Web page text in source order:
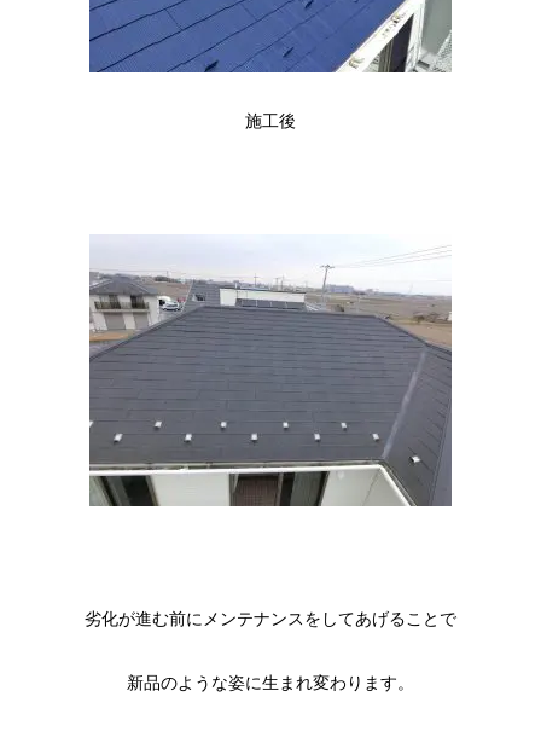
施工後
劣化が進む前にメンテナンスをしてあげることで
新品のような姿に生まれ変わります。